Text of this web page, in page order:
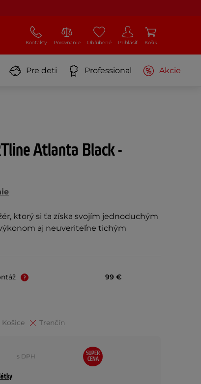
Kontakty Porovnanie Obľúbené Prihlásiť Košík
Pre deti Professional Akcie
Atlanta Black -
ktorý si ťa získa svojím jednoduchým
aj neuveriteľne tichým
99 €
Košice Trenčín
s DPH
SUPER
CENA